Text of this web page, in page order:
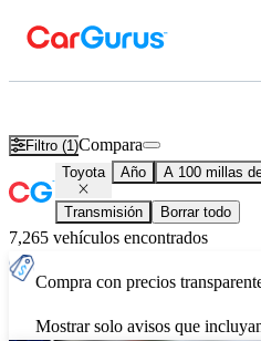
Filtro (1)Compara
Toyota Año A 100 millas
Transmisión Borrar todo
7,265 vehículos encontrados
Compra con precios
Mostrar solo avisos que